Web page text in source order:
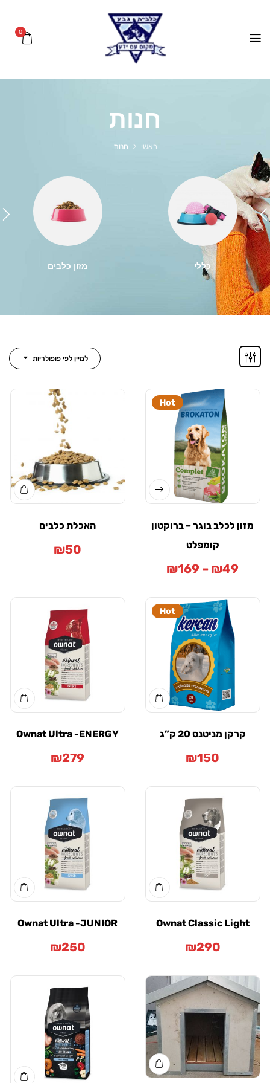
חנות
חנות
כללי מזון כלבים
למיין לפי פופולריות
Hot
לכלב בוגר – ברוקטון
קומפלט
₪
–
₪169
האכלת כלבים
₪
Hot
מניטנס 20 ק”ג
₪
Ownat Ultra -ENERGY
₪
Ownat Classic
₪
Ownat Ultra -JUNIOR
₪